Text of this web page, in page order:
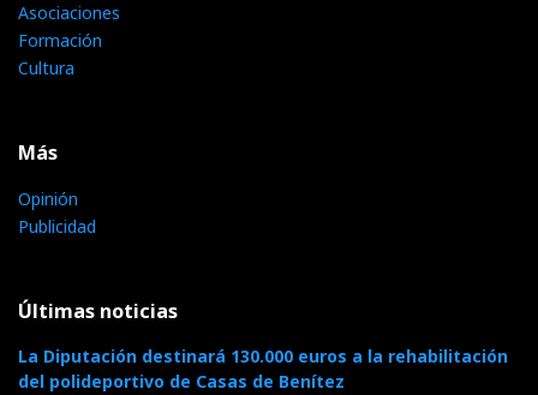
Asociaciones
Formación
Cultura
Más
Opinión
Publicidad
Últimas noticias
La Diputación destinará 130.000 euros a la rehabilitación
del polideportivo de Casas de Benítez